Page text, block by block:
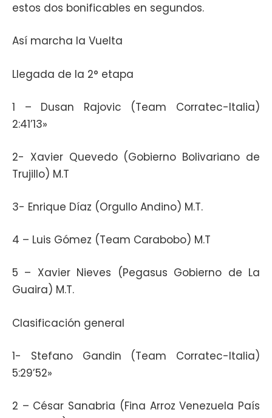
estos dos bonificables en segundos.
Así marcha la Vuelta
Llegada de la 2° etapa
1 – Dusan Rajovic (Team Corratec-Italia)
2:41’13»
2- Xavier Quevedo (Gobierno Bolivariano de
Trujillo) M.T
3- Enrique Díaz (Orgullo Andino) M.T.
4 – Luis Gómez (Team Carabobo) M.T
5 – Xavier Nieves (Pegasus Gobierno de La
Guaira) M.T.
Clasificación general
1- Stefano Gandin (Team Corratec-Italia)
5:29’52»
2 – César Sanabria (Fina Arroz Venezuela País